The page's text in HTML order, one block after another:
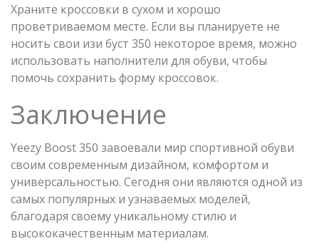
Храните кроссовки в сухом и хорошо
проветриваемом месте. Если вы планируете не
носить свои изи буст 350 некоторое время, можно
использовать наполнители для обуви, чтобы
помочь сохранить форму кроссовок.
Заключение
Yeezy Boost 350 завоевали мир спортивной обуви
своим современным дизайном, комфортом и
универсальностью. Сегодня они являются одной из
самых популярных и узнаваемых моделей,
благодаря своему уникальному стилю и
высококачественным материалам.